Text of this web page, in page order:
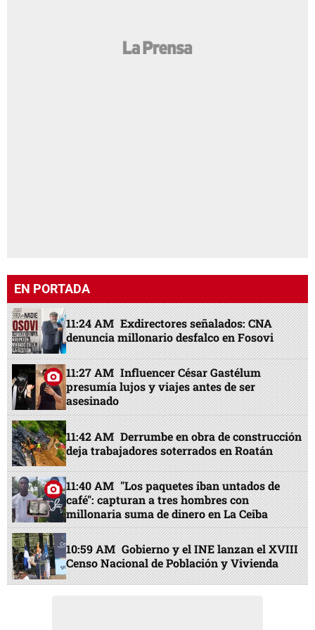
EN PORTADA
11:24 AM Exdirectores señalados: CNA
denuncia millonario desfalco en Fosovi
11:27 AM Influencer César Gastélum
presumía lujos y viajes antes de ser
asesinado
11:42 AM Derrumbe en obra de construcción
deja trabajadores soterrados en Roatán
11:40 AM "Los paquetes iban untados de
café": capturan a tres hombres con
millonaria suma de dinero en La Ceiba
10:59 AM Gobierno y el INE lanzan el XVIII
Censo Nacional de Población y Vivienda